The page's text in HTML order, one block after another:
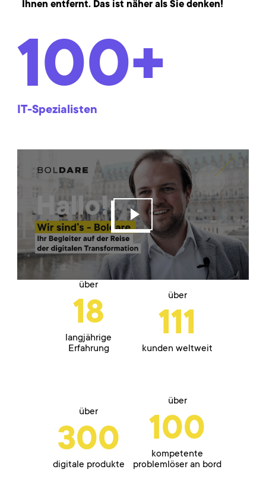
Ihnen entfernt. Das ist näher als Sie denken!
100+
IT-Spezialisten
über
18
langjährige
Erfahrung
über
111
kunden weltweit
über
300
digitale produkte
über
100
kompetente
problemlöser an bord